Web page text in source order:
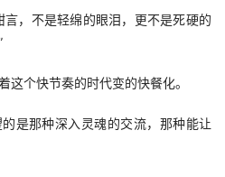
，不是轻绵的眼泪，更不是死硬的
个快节奏的时代变的快餐化。
那种深入灵魂的交流，那种能让